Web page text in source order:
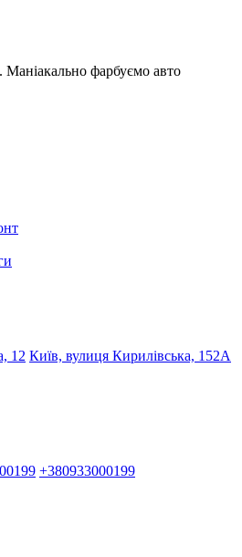
фарбуємо авто
12 Київ, вулиця Кирилівська, 152А
+380933000199